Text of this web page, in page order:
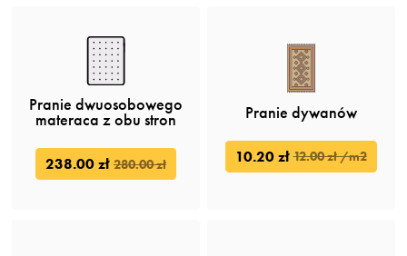
Pranie dwuosobowego
materaca z obu stron
238.00 zł 280.00 zł
Pranie dywanów
10.20 zł 12.00 zł /m2